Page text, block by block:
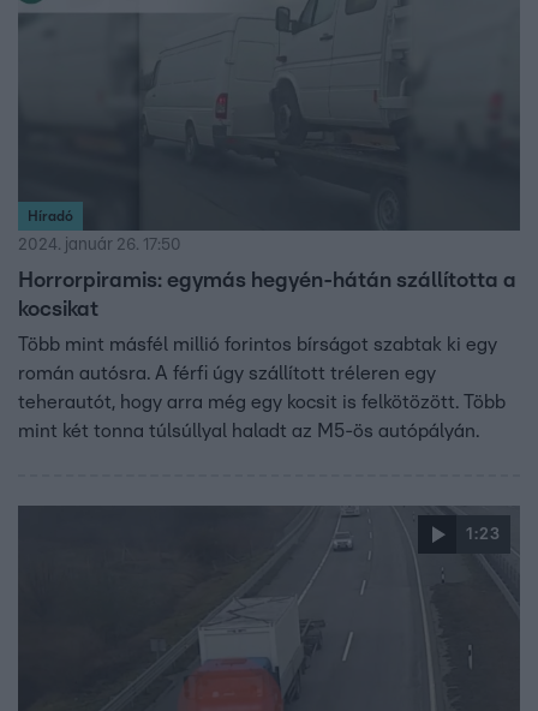
Híradó
2024. január 26. 17:50
Horrorpiramis: egymás hegyén-hátán szállította a
kocsikat
Több mint másfél millió forintos bírságot szabtak ki egy
román autósra. A férfi úgy szállított tréleren egy
teherautót, hogy arra még egy kocsit is felkötözött. Több
mint két tonna túlsúllyal haladt az M5-ös autópályán.
1:23